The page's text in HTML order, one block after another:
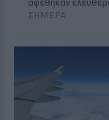
αφέθηκαν
ΣΉΜΕΡΑ